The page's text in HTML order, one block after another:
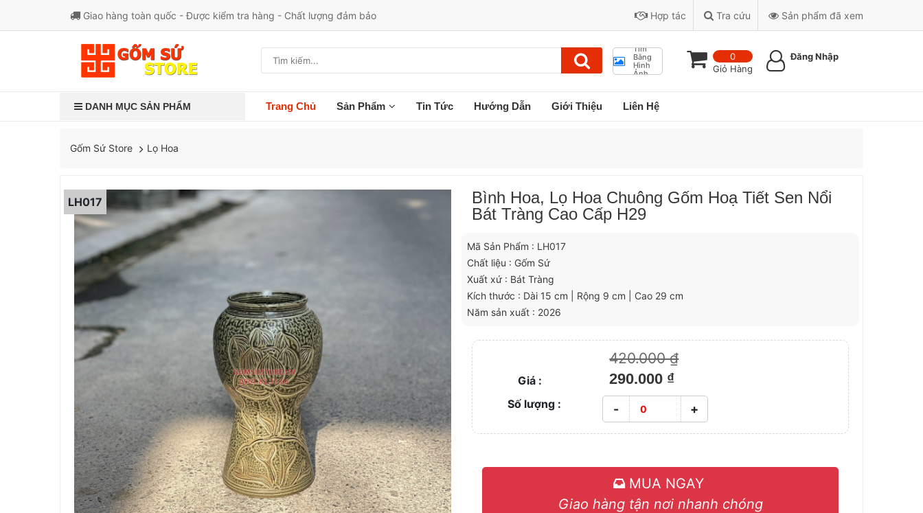
Giao hàng toàn quốc - Được kiểm tra hàng - Chất lượng đảm bảo Hợp tác Tra cứu Sản phẩm đã xem
Tìm
Bằng
Hình
Ảnh
0
Giỏ Hàng
Đăng Nhập
DANH MỤC SẢN PHẨM Trang Chủ Sản Phẩm Tin Tức Hướng Dẫn Giới Thiệu Liên Hệ
Gốm Sứ Store Lọ Hoa
LH017
Bình Hoa, Lọ Hoa Chuông Gốm Hoạ Tiết Sen Nổi
Bát Tràng Cao Cấp H29
Mã Sản Phẩm : LH017
Chất liệu : Gốm Sứ
Xuất xứ : Bát Tràng
Kích thước : Dài 15 cm | Rộng 9 cm | Cao 29 cm
Năm sản xuất : 2026
420.000 ₫
Giá : 290.000 ₫
Số lượng : - +
MUA NGAY
Giao hàng tận nơi nhanh chóng